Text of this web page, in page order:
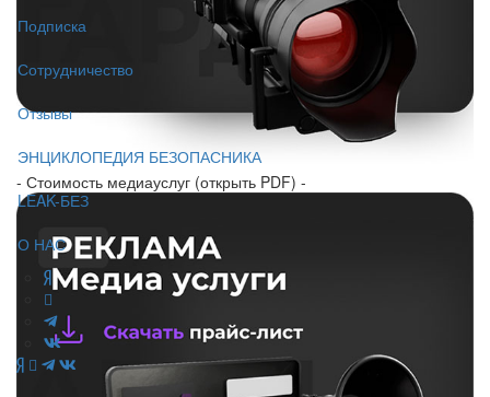
Подписка
Сотрудничество
Отзывы
ЭНЦИКЛОПЕДИЯ БЕЗОПАСНИКА
LEAK-БЕЗ
О НАС
- Стоимость медиауслуг (открыть PDF) -